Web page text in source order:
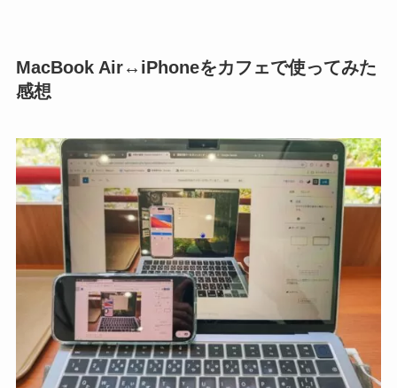
MacBook Air↔iPhoneをカフェで使ってみた
感想